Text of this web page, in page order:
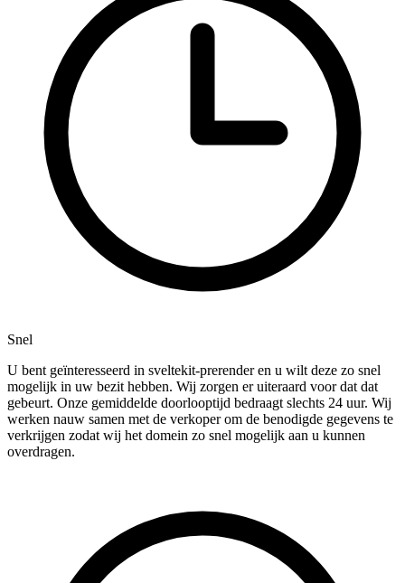
Snel
U bent geïnteresseerd in sveltekit-prerender en u wilt deze zo snel
mogelijk in uw bezit hebben. Wij zorgen er uiteraard voor dat dat
gebeurt. Onze gemiddelde doorlooptijd bedraagt slechts 24 uur. Wij
werken nauw samen met de verkoper om de benodigde gegevens te
verkrijgen zodat wij het domein zo snel mogelijk aan u kunnen
overdragen.